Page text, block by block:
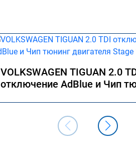
VOLKSWAGEN TIGUAN 2.0
отключение AdBlue и Чип